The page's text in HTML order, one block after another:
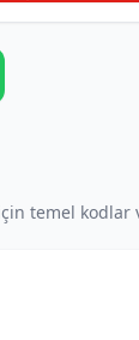
temel kodlar